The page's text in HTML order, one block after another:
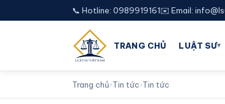
📞 Hotline: 0989919161✉️ Email:
TRANG CHỦ LUẬT SƯ▾
Trang chủ›Tin tức›Tin tức